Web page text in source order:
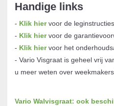
Handige links
- Klik hiervoor de leginstructies
- Klik hiervoor de
- Klik hier voor het
- Vario Visgraat is geheel vrij
u meer weten over
Vario Walvisgraat: ook